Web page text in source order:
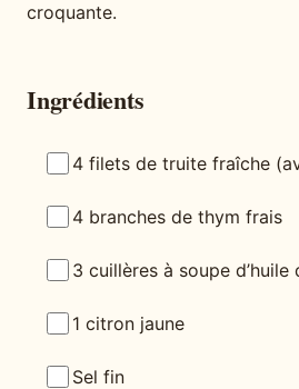
croquante.
Ingrédients
4 filets de truite fraîche
4 branches de thym frais
3 cuillères à soupe d’huile
1 citron jaune
Sel fin